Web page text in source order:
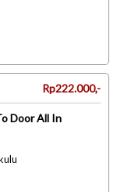
Rp222.000,-
Door All In